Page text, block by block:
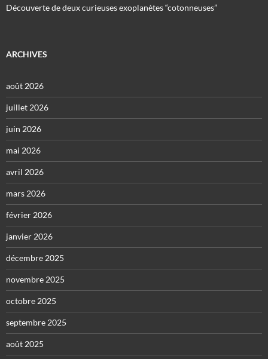
Découverte de deux curieuses exoplanètes “cotonneuses”
ARCHIVES
août 2026
juillet 2026
juin 2026
mai 2026
avril 2026
mars 2026
février 2026
janvier 2026
décembre 2025
novembre 2025
octobre 2025
septembre 2025
août 2025